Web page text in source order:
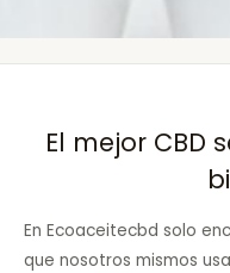
El mejor CBD
En Ecoaceitecbd solo
que nosotros mismos